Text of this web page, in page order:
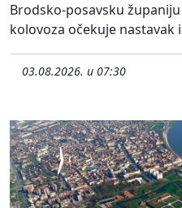
Brodsko-posavsku
kolovoza očekuje nastavak
03.08.2026. u 07:30